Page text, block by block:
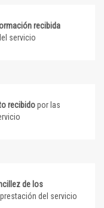
recibida
servicio
recibidopor las
de los
del servicio